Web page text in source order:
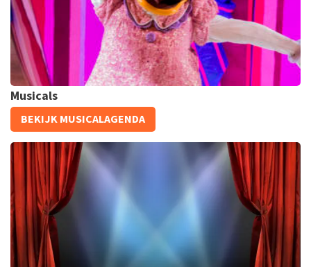
Disney On Ice
553+reviews
KOOP TICKETS
Musicals
BEKIJK MUSICALAGENDA